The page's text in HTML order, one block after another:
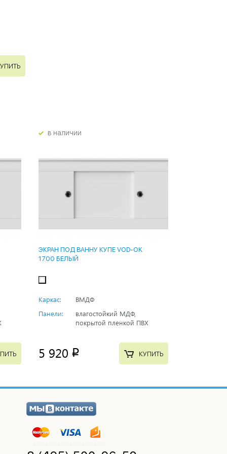
в наличии
ЭКРАН ПОД ВАННУ КУПЕ VOD-OK
1700 БЕЛЫЙ
Каркас:
ВМДФ
Панели:
влагостойкий МДФ,
покрытой пленкой ПВХ
5 920 p КУПИТЬ